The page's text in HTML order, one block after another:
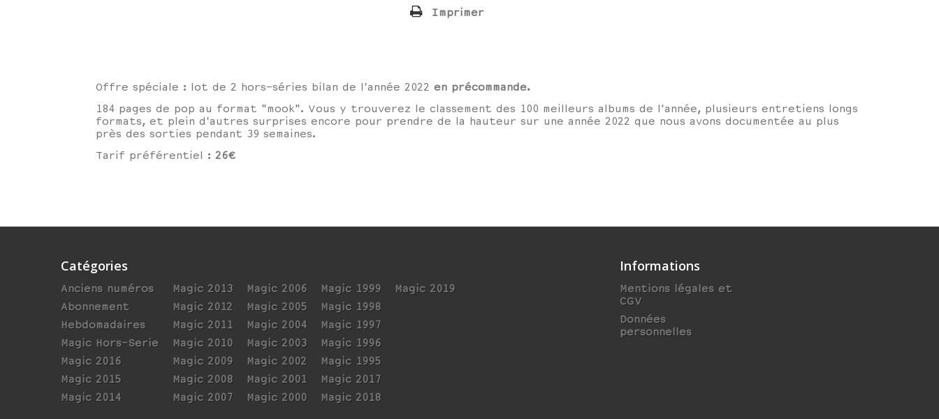
Imprimer
Offre spéciale : lot de 2 hors-séries bilan de l'année 2022 en précommande.
184 pages de pop au format "mook". Vous y trouverez le classement des 100 meilleurs albums de l'année, plusieurs entretiens longs
formats, et plein d'autres surprises encore pour prendre de la hauteur sur une année 2022 que nous avons documentée au plus
près des sorties pendant 39 semaines.
Tarif préférentiel : 26€
Catégories
Anciens numéros
Abonnement
Hebdomadaires
Magic Hors-Serie
Magic 2016
Magic 2015
Magic 2014
Magic 2013
Magic 2012
Magic 2011
Magic 2010
Magic 2009
Magic 2008
Magic 2007
Magic 2006
Magic 2005
Magic 2004
Magic 2003
Magic 2002
Magic 2001
Magic 2000
Magic 1999
Magic 1998
Magic 1997
Magic 1996
Magic 1995
Magic 2017
Magic 2018
Magic 2019
Informations
Mentions légales et
CGV
Données
personnelles